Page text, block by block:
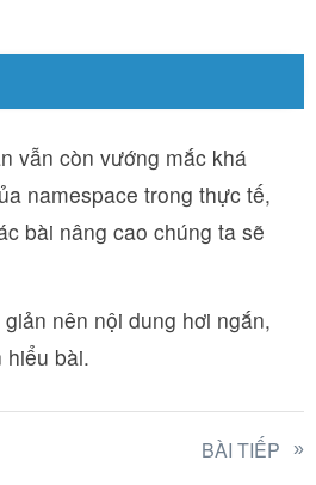
vẫn còn vướng mắc khá
namespace trong thực tế,
bài nâng cao chúng ta sẽ
nên nội dung hơi ngắn,
hiểu bài.
BÀI TIẾP